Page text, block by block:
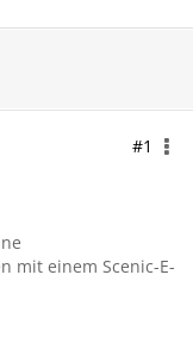
#1
mit einem Scenic-E-